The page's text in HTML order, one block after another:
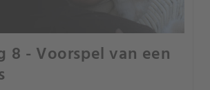
8 - Voorspel van een